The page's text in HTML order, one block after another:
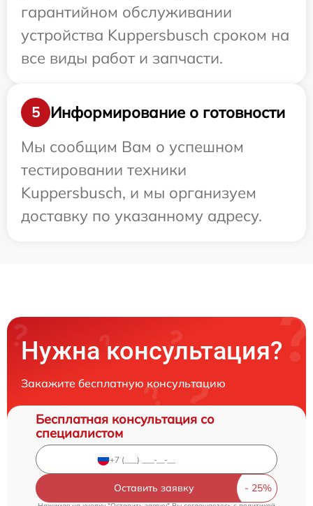
гарантийном обслуживании
устройства Kuppersbusch сроком на
все виды работ и запчасти.
5
Информирование о готовности
Мы сообщим Вам о успешном
тестировании техники
Kuppersbusch, и мы организуем
доставку по указанному адресу.
Нужна консультация?
Закажите бесплатную консультацию
Бесплатная консультация со
специалистом
Оставить заявку